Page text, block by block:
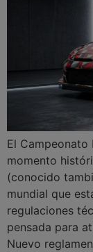
El Campeonato
momento
(conocido
mundial que
regulaciones
pensada para
Nuevo